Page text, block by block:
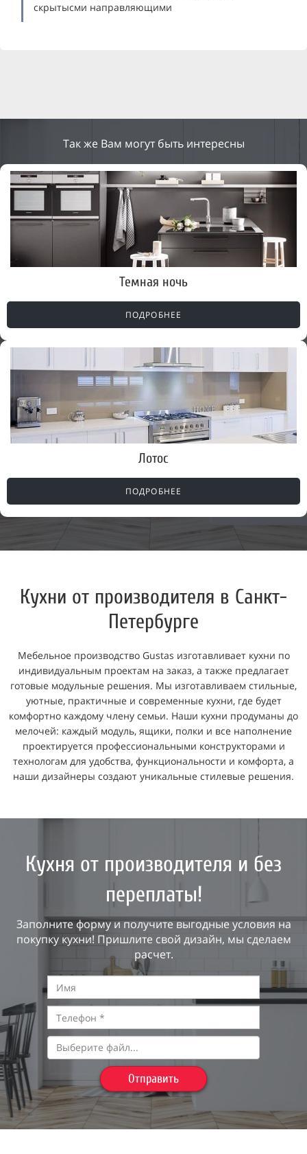
скрытысми направляющими
Так же Вам могут быть интересны
Темная ночь
ПОДРОБНЕЕ
Лотос
ПОДРОБНЕЕ
Кухни от производителя в Санкт-
Петербурге
Мебельное производство Gustas изготавливает кухни по
индивидуальным проектам на заказ, а также предлагает
готовые модульные решения. Мы изготавливаем стильные,
уютные, практичные и современные кухни, где будет
комфортно каждому члену семьи. Наши кухни продуманы до
мелочей: каждый модуль, ящики, полки и все наполнение
проектируется профессиональными конструкторами и
технологам для удобства, функциональности и комфорта, а
наши дизайнеры создают уникальные стилевые решения.
Кухня от производителя и без
переплаты!
Заполните форму и получите выгодные условия на
покупку кухни! Пришлите свой дизайн, мы сделаем
расчет.
Выберите файл...
Отправить